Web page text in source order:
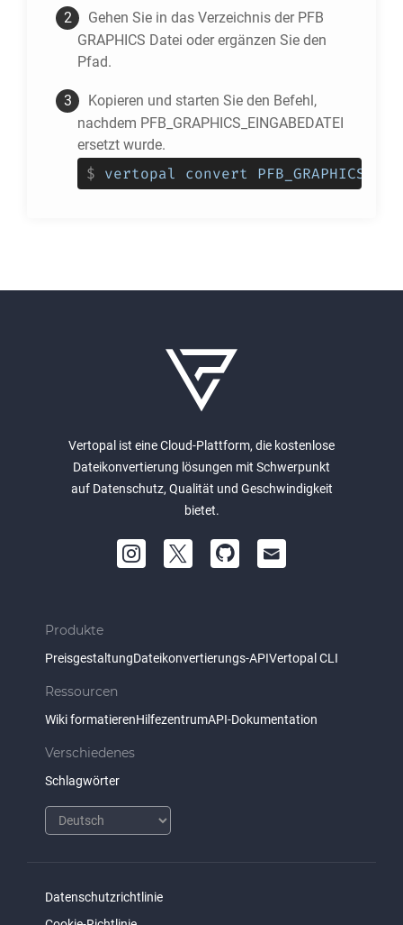
Gehen Sie in das Verzeichnis der PFB
GRAPHICS Datei oder ergänzen Sie den
Pfad.
Kopieren und starten Sie den Befehl,
nachdem PFB_GRAPHICS_EINGABEDATEI
ersetzt wurde.
$ vertopal convert
Vertopal ist eine Cloud-Plattform, die kostenlose
Dateikonvertierung lösungen mit Schwerpunkt
auf Datenschutz, Qualität und Geschwindigkeit
bietet.
Produkte
PreisgestaltungDateikonvertierungs-APIVertopal CLI
Ressourcen
Wiki formatierenHilfezentrumAPI-Dokumentation
Verschiedenes
Schlagwörter
Datenschutzrichtlinie